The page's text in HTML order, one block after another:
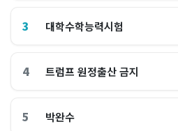
3 대학수학능력시험
4 트럼프 원정출산 금지
5 박완수